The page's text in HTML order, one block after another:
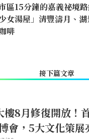
區15分鐘的嘉義祕境
女湯屋」清豐濤月、
啡
接下篇文章
樓8月修復開放！
會，5大文化策展